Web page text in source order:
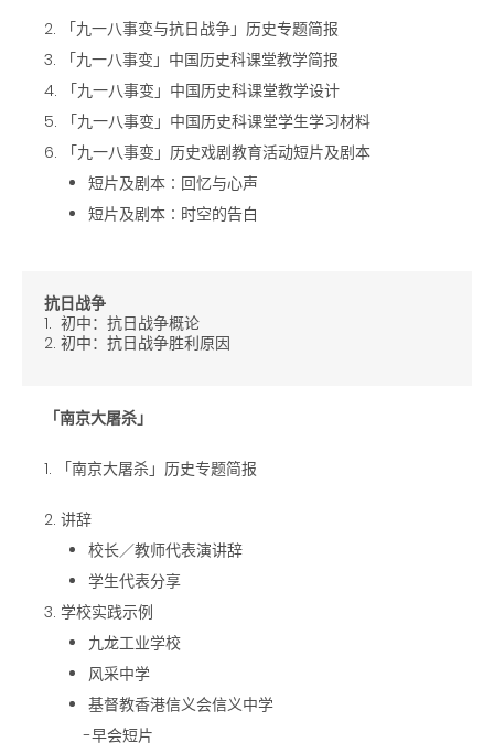
2. 「九一八事变与抗日战争」历史专题简报
3. 「九一八事变」中国历史科课堂教学简报
4. 「九一八事变」中国历史科课堂教学设计
5. 「九一八事变」中国历史科课堂学生学习材料
6. 「九一八事变」历史戏剧教育活动短片及剧本
短片及剧本∶回忆与心声
短片及剧本∶时空的告白
抗日战争
1. 初中：抗日战争概论
2. 初中：抗日战争胜利原因
「南京大屠杀」
1. 「南京大屠杀」历史专题简报
2. 讲辞
校长／教师代表演讲辞
学生代表分享
3. 学校实践示例
九龙工业学校
风采中学
基督教香港信义会信义中学
-早会短片